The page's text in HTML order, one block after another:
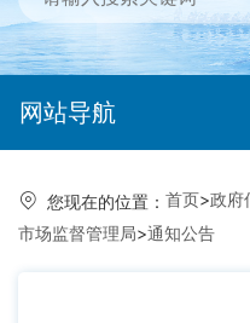
网站导航
您现在的位置： 首页>政府
市场监督管理局>通知公告